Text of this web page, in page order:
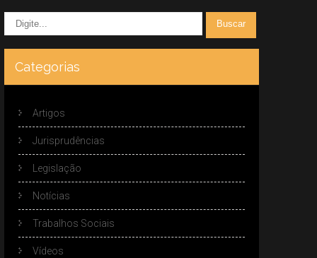
Categorias
Artigos
Jurisprudências
Legislação
Notícias
Trabalhos Sociais
Vídeos